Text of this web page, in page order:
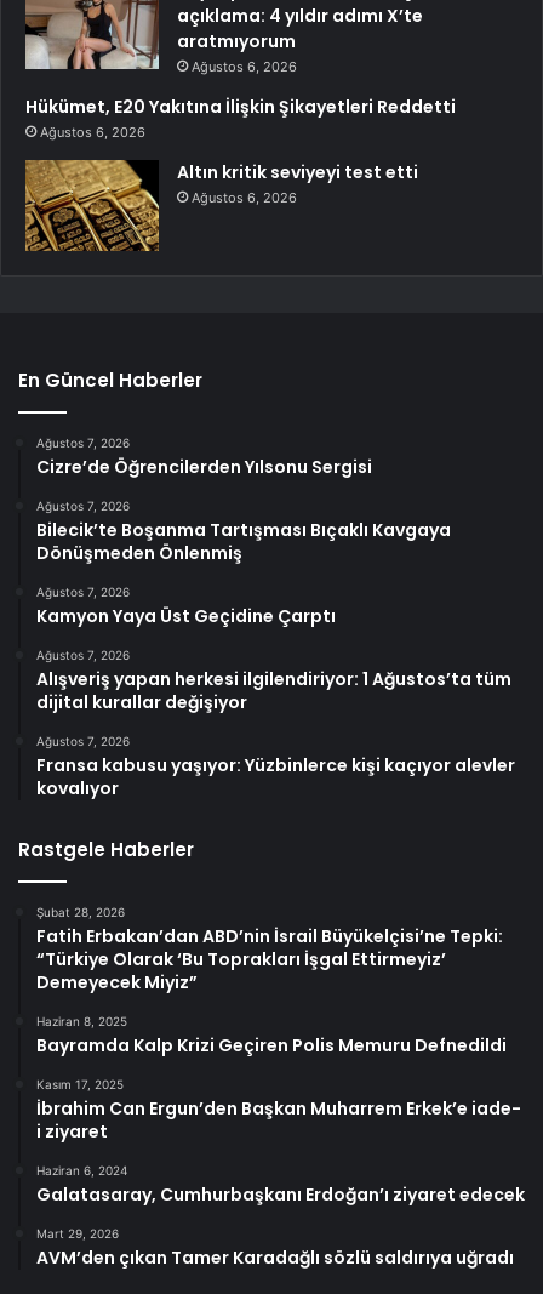
açıklama: 4 yıldır adımı X’te
aratmıyorum
Ağustos 6, 2026
Hükümet, E20 Yakıtına İlişkin Şikayetleri Reddetti
Ağustos 6, 2026
Altın kritik seviyeyi test etti
Ağustos 6, 2026
En Güncel Haberler
Ağustos 7, 2026
Cizre’de Öğrencilerden Yılsonu Sergisi
Ağustos 7, 2026
Bilecik’te Boşanma Tartışması Bıçaklı Kavgaya
Dönüşmeden Önlenmiş
Ağustos 7, 2026
Kamyon Yaya Üst Geçidine Çarptı
Ağustos 7, 2026
Alışveriş yapan herkesi ilgilendiriyor: 1 Ağustos’ta tüm
dijital kurallar değişiyor
Ağustos 7, 2026
Fransa kabusu yaşıyor: Yüzbinlerce kişi kaçıyor alevler
kovalıyor
Rastgele Haberler
Şubat 28, 2026
Fatih Erbakan’dan ABD’nin İsrail Büyükelçisi’ne Tepki:
“Türkiye Olarak ‘Bu Toprakları İşgal Ettirmeyiz’
Demeyecek Miyiz”
Haziran 8, 2025
Bayramda Kalp Krizi Geçiren Polis Memuru Defnedildi
Kasım 17, 2025
İbrahim Can Ergun’den Başkan Muharrem Erkek’e iade-
i ziyaret
Haziran 6, 2024
Galatasaray, Cumhurbaşkanı Erdoğan’ı ziyaret edecek
Mart 29, 2026
AVM’den çıkan Tamer Karadağlı sözlü saldırıya uğradı